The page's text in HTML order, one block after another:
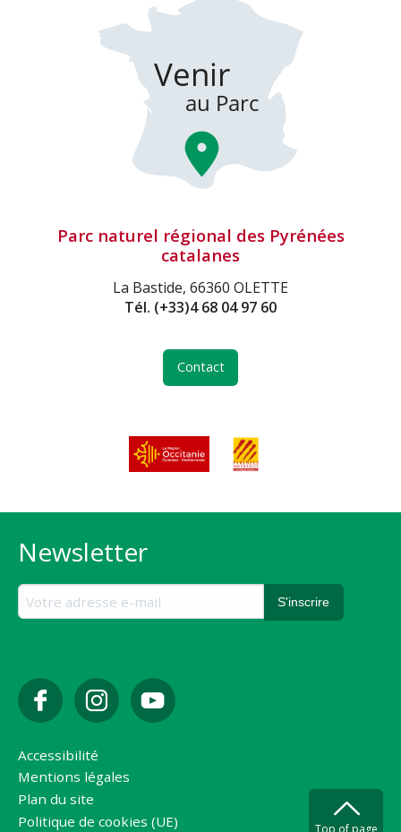
Parc naturel régional des Pyrénées
catalanes
La Bastide, 66360 OLETTE
Tél. (+33)4 68 04 97 60
Contact
Newsletter
Accessibilité
Mentions légales
Plan du site
Politique de cookies (UE)